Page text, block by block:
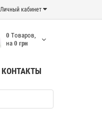
Личный кабинет
0 Tоваров,
на 0 грн
КОНТАКТЫ